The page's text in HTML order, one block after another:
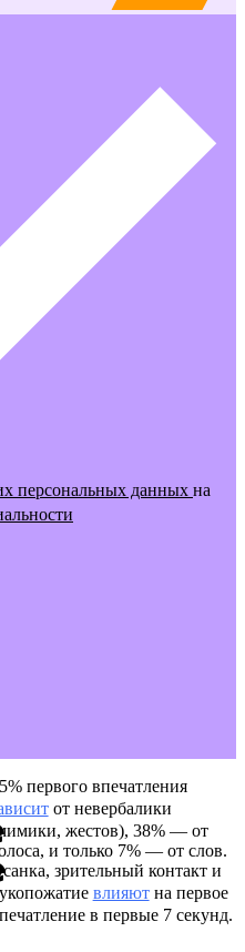
персональных данных на
первого впечатления
от невербалики
жестов), 38% — от
и только 7% — от слов.
зрительный контакт и
влияютна первое
в первые 7 секунд.